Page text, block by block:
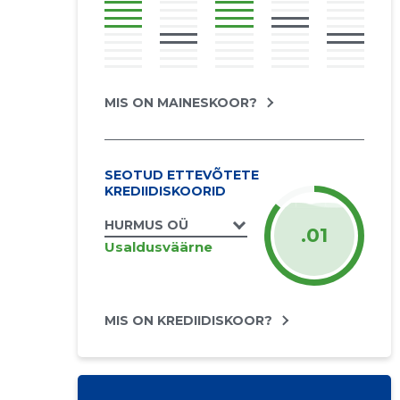
MIS ON MAINESKOOR?
SEOTUD ETTEVÕTETE
KREDIIDISKOORID
HURMUS OÜ
Usaldusväärne .01
MIS ON KREDIIDISKOOR?